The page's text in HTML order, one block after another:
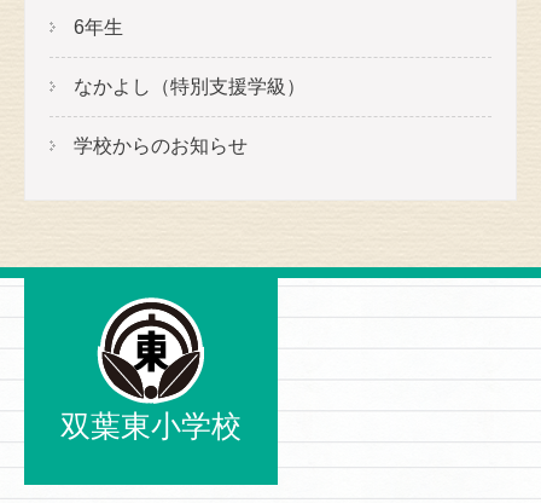
6年生
なかよし（特別支援学級）
学校からのお知らせ
双葉東小学校